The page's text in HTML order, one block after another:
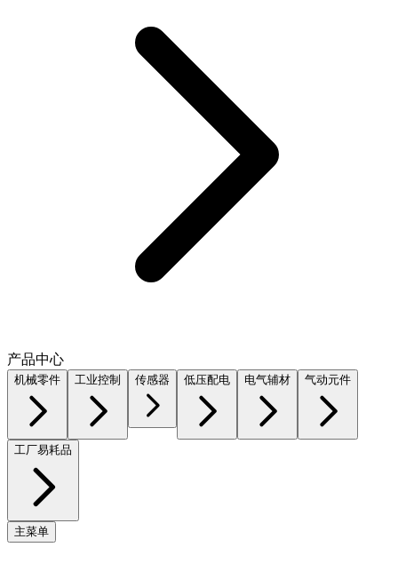
产品中心
机械零件 工业控制 传感器 低压配电 电气辅材 气动元件
工厂易耗品
主菜单